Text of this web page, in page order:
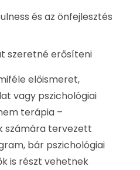
és az önfejlesztés
szeretné erősíteni
előismeret,
vagy pszichológiai
terápia –
számára tervezett
bár pszichológiai
is részt vehetnek